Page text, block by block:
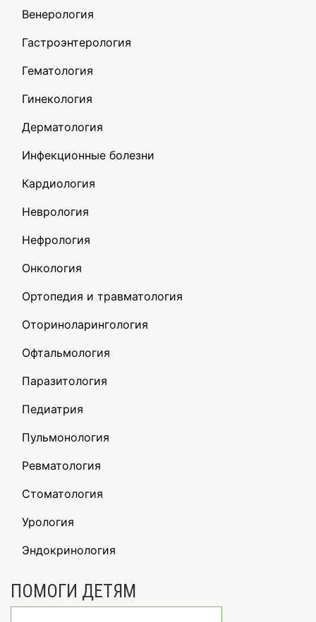
Венерология
Гастроэнтерология
Гематология
Гинекология
Дерматология
Инфекционные болезни
Кардиология
Неврология
Нефрология
Онкология
Ортопедия и травматология
Оториноларингология
Офтальмология
Паразитология
Педиатрия
Пульмонология
Ревматология
Стоматология
Урология
Эндокринология
ПОМОГИ ДЕТЯМ